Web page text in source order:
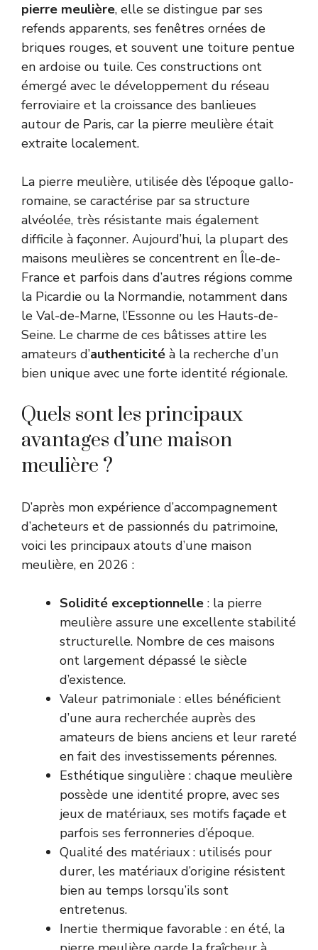
pierre meulière, elle se distingue par ses
refends apparents, ses fenêtres ornées de
briques rouges, et souvent une toiture pentue
en ardoise ou tuile. Ces constructions ont
émergé avec le développement du réseau
ferroviaire et la croissance des banlieues
autour de Paris, car la pierre meulière était
extraite localement.
La pierre meulière, utilisée dès l’époque gallo-
romaine, se caractérise par sa structure
alvéolée, très résistante mais également
difficile à façonner. Aujourd’hui, la plupart des
maisons meulières se concentrent en Île-de-
France et parfois dans d’autres régions comme
la Picardie ou la Normandie, notamment dans
le Val-de-Marne, l’Essonne ou les Hauts-de-
Seine. Le charme de ces bâtisses attire les
amateurs d’authenticité à la recherche d’un
bien unique avec une forte identité régionale.
Quels sont les principaux
avantages d’une maison
meulière ?
D’après mon expérience d’accompagnement
d’acheteurs et de passionnés du patrimoine,
voici les principaux atouts d’une maison
meulière, en 2026 :
Solidité exceptionnelle : la pierre
meulière assure une excellente stabilité
structurelle. Nombre de ces maisons
ont largement dépassé le siècle
d’existence.
Valeur patrimoniale : elles bénéficient
d’une aura recherchée auprès des
amateurs de biens anciens et leur rareté
en fait des investissements pérennes.
Esthétique singulière : chaque meulière
possède une identité propre, avec ses
jeux de matériaux, ses motifs façade et
parfois ses ferronneries d’époque.
Qualité des matériaux : utilisés pour
durer, les matériaux d’origine résistent
bien au temps lorsqu’ils sont
entretenus.
Inertie thermique favorable : en été, la